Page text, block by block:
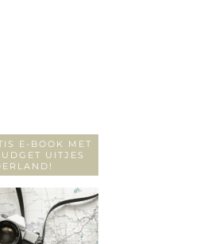
E-BOOK MET
UITJES